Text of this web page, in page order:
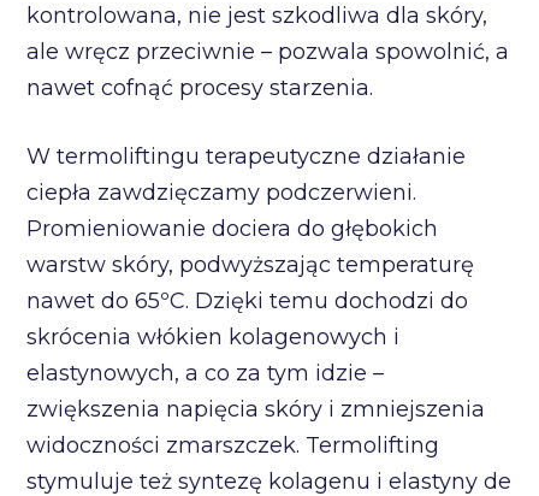
kontrolowana, nie jest szkodliwa dla skóry,
ale wręcz przeciwnie – pozwala spowolnić, a
nawet cofnąć procesy starzenia.
W termoliftingu terapeutyczne działanie
ciepła zawdzięczamy podczerwieni.
Promieniowanie dociera do głębokich
warstw skóry, podwyższając temperaturę
nawet do 65ºC. Dzięki temu dochodzi do
skrócenia włókien kolagenowych i
elastynowych, a co za tym idzie –
zwiększenia napięcia skóry i zmniejszenia
widoczności zmarszczek. Termolifting
stymuluje też syntezę kolagenu i elastyny de